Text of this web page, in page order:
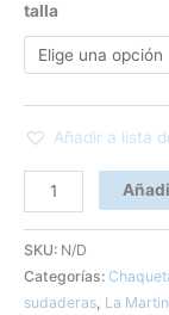
talla
Añadir a lista
SKU: N/D
Categorías:
sudaderas La